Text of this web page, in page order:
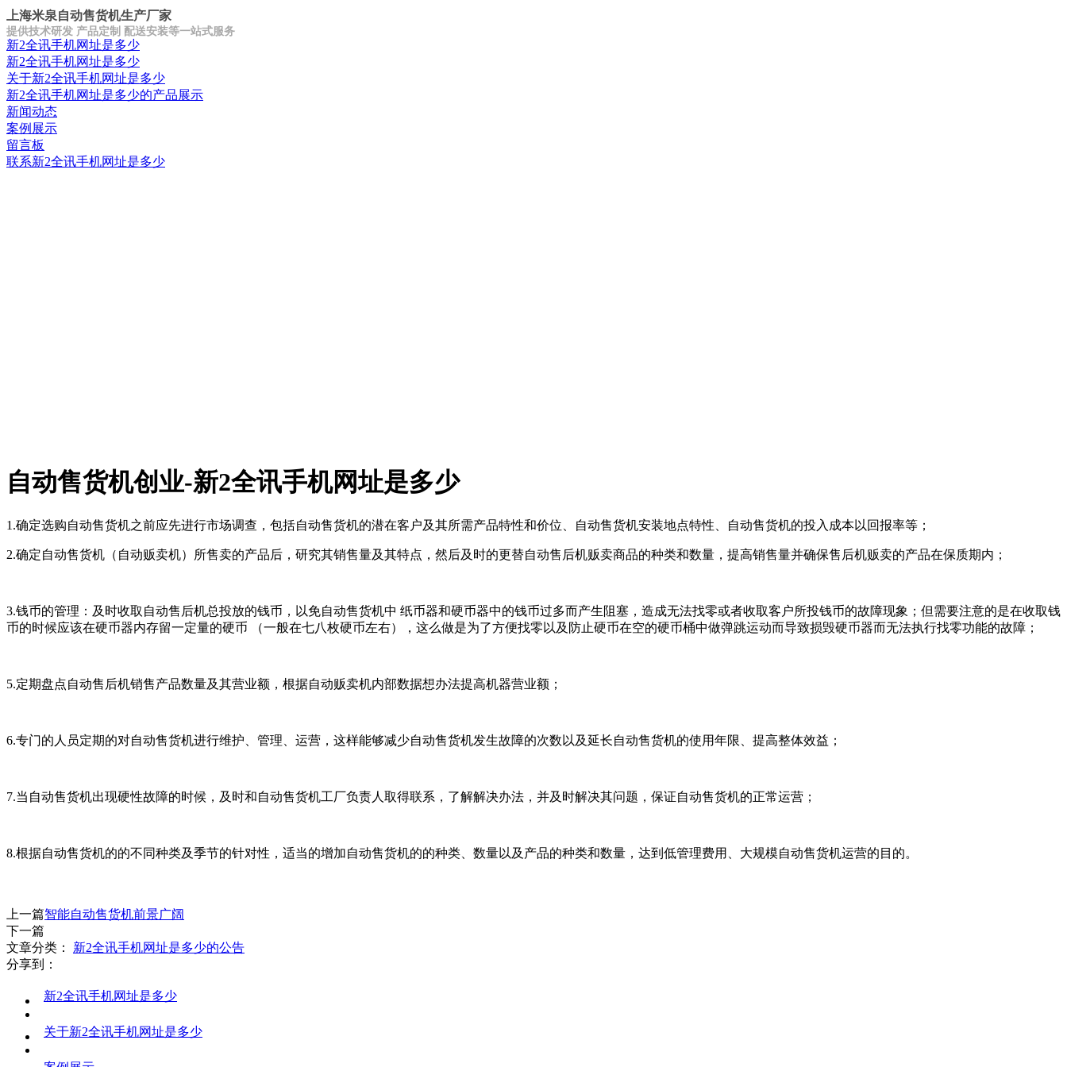
上海米泉自动售货机生产厂家
提供技术研发 产品定制 配送安装等一站式服务
新2全讯手机网址是多少
新2全讯手机网址是多少
关于新2全讯手机网址是多少
新2全讯手机网址是多少的产品展示
新闻动态
案例展示
留言板
联系新2全讯手机网址是多少
自动售货机创业-新2全讯手机网址是多少
1.确定选购自动售货机之前应先进行市场调查，包括自动售货机的潜在客户及其所需产品特性和价位、自动售货机安装地点特性、自动售货机的投入成本以回报率等；
2.确定自动售货机（自动贩卖机）所售卖的产品后，研究其销售量及其特点，然后及时的更替自动售后机贩卖商品的种类和数量，提高销售量并确保售后机贩卖的产品在保质期内；
3.钱币的管理：及时收取自动售后机总投放的钱币，以免自动售货机中 纸币器和硬币器中的钱币过多而产生阻塞，造成无法找零或者收取客户所投钱币的故障现象；但需要注意的是在收取钱
币的时候应该在硬币器内存留一定量的硬币 （一般在七八枚硬币左右），这么做是为了方便找零以及防止硬币在空的硬币桶中做弹跳运动而导致损毁硬币器而无法执行找零功能的故障；
5.定期盘点自动售后机销售产品数量及其营业额，根据自动贩卖机内部数据想办法提高机器营业额；
6.专门的人员定期的对自动售货机进行维护、管理、运营，这样能够减少自动售货机发生故障的次数以及延长自动售货机的使用年限、提高整体效益；
7.当自动售货机出现硬性故障的时候，及时和自动售货机工厂负责人取得联系，了解解决办法，并及时解决其问题，保证自动售货机的正常运营；
8.根据自动售货机的的不同种类及季节的针对性，适当的增加自动售货机的的种类、数量以及产品的种类和数量，达到低管理费用、大规模自动售货机运营的目的。
上一篇智能自动售货机前景广阔
下一篇
文章分类：
新2全讯手机网址是多少的公告
分享到：
新2全讯手机网址是多少
关于新2全讯手机网址是多少